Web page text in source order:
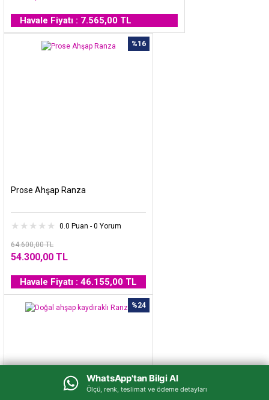
WhatsApp'tan Bilgi Al
Ölçü, renk, teslimat ve ödeme detayları
Havale Fiyatı : 7.565,00 TL
%16
Prose Ahşap Ranza
0.0 Puan - 0 Yorum
64.600,00 TL
54.300,00 TL
Havale Fiyatı : 46.155,00 TL
%24
WhatsApp'tan Bilgi Al
Ölçü, renk, teslimat ve ödeme detayları